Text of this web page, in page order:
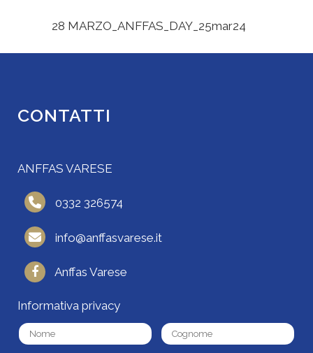
28 MARZO_ANFFAS_DAY_25mar24
CONTATTI
ANFFAS VARESE
0332 326574
info@anffasvarese.it
Anffas Varese
Informativa privacy